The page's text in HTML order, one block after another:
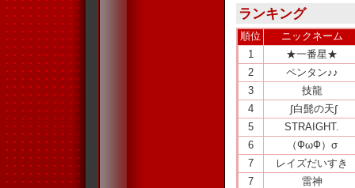
ランキング
順位
ニックネーム
1
★一番星★
2
ペンタン♪♪
3
技龍
4
∫白髭の天∫
5
STRAIGHT.
6
（ФωФ）σ
7
レイズだいすき
7
雷神